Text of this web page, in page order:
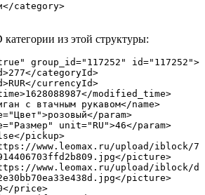
category>
из этой структуры:
group_id="117252" id="117252">
picture>
picture>